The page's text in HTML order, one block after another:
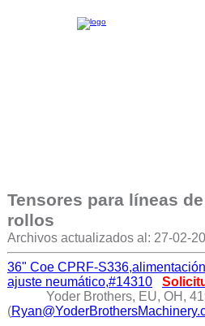
Tensores para líneas
rollos
Archivos actualizados al: 27-02-
36" Coe CPRF-
ajuste neumático,#14310
Yoder Brothers, EU, OH,
(